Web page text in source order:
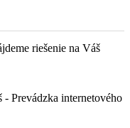
riešenie na Váš
Prevádzka internetového